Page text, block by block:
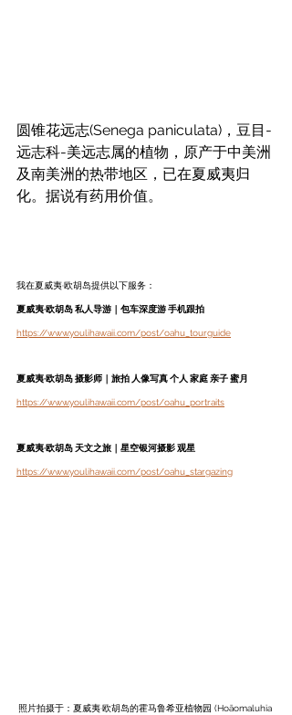
圆锥花远志(Senega paniculata)，豆目-
远志科-美远志属的植物，原产于中美洲
及南美洲的热带地区，已在夏威夷归
化。据说有药用价值。
我在夏威夷·欧胡岛提供以下服务：
夏威夷·欧胡岛 私人导游｜包车深度游 手机跟拍
https://www.youlihawaii.com/post/oahu_tourguide
夏威夷·欧胡岛 摄影师｜旅拍 人像写真 个人 家庭 亲子 蜜月
https://www.youlihawaii.com/post/oahu_portraits
夏威夷·欧胡岛 天文之旅｜星空银河摄影 观星
https://www.youlihawaii.com/post/oahu_stargazing
照片拍摄于：夏威夷·欧胡岛的霍马鲁希亚植物园 (Hoāomaluhia